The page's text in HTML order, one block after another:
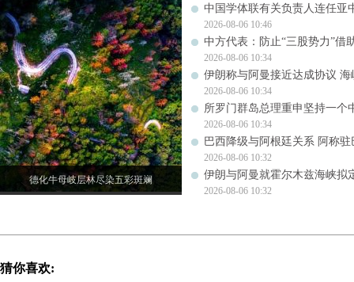
德化牛母岐层林尽染五彩斑斓
中国学体联有关负责人连任亚
2026-08-06 10:46
中方代表：防止“三股势力”借
2026-08-06 10:34
伊朗称与阿曼接近达成协议
2026-08-06 10:34
所罗门群岛总理重申坚持一个
2026-08-06 10:34
巴西降级与阿根廷关系 阿称驻
2026-08-06 10:32
伊朗与阿曼就霍尔木兹海峡拟
2026-08-06 10:32
猜你喜欢: